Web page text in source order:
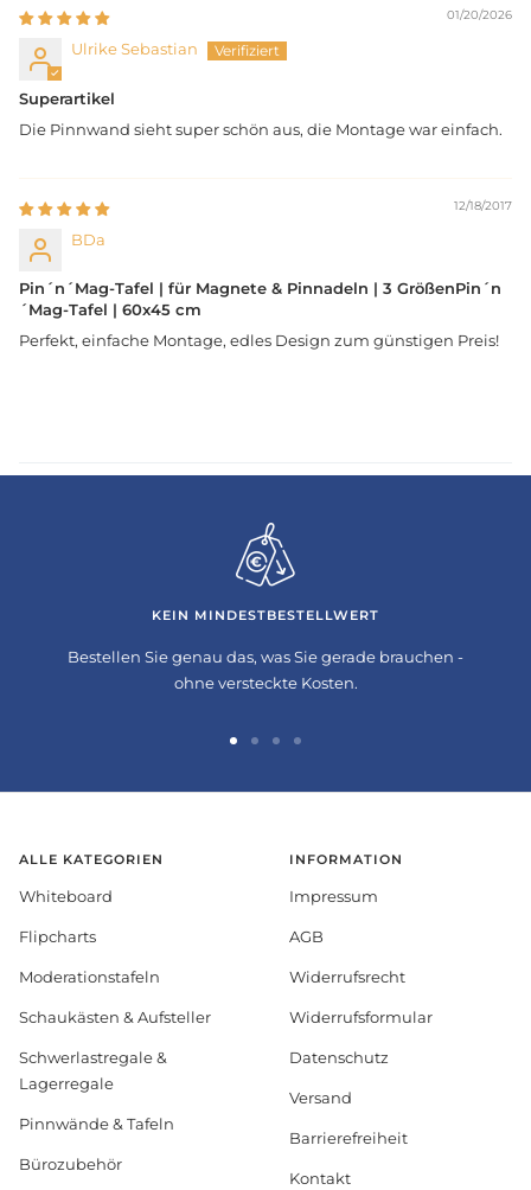
01/20/2026
Ulrike Sebastian
Superartikel
Die Pinnwand sieht super schön aus, die Montage war einfach.
12/18/2017
BDa
Pin´n´Mag-Tafel | für Magnete & Pinnadeln | 3 GrößenPin´n
´Mag-Tafel | 60x45 cm
Perfekt, einfache Montage, edles Design zum günstigen Preis!
KEIN MINDESTBESTELLWERT
Bestellen Sie genau das, was Sie gerade brauchen -
ohne versteckte Kosten.
ALLE KATEGORIEN
Whiteboard
Flipcharts
Moderationstafeln
Schaukästen & Aufsteller
Schwerlastregale &
Lagerregale
Pinnwände & Tafeln
Bürozubehör
INFORMATION
Impressum
AGB
Widerrufsrecht
Widerrufsformular
Datenschutz
Versand
Barrierefreiheit
Kontakt